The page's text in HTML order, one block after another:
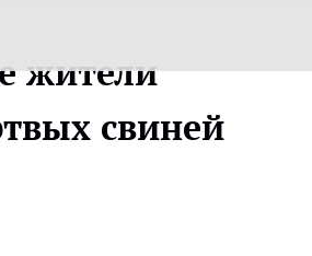
жители
свиней